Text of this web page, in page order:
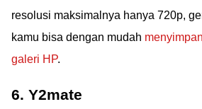
resolusi maksimalnya hanya 720p,
kamu bisa dengan mudah
galeri HP.
6. Y2mate